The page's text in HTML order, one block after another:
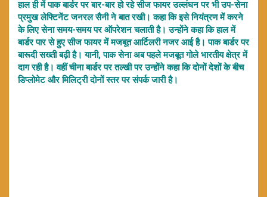
हाल ही में पाक बार्डर पर बार-बार हो रहे सीज फायर उल्लंघन पर भी उप-सेना
प्रमुख लेफ्टिनेंट जनरल सैनी ने बात रखी। कहा कि इसे नियंत्रण में करने
के लिए सेना समय-समय पर ऑपरेशन चलाती है। उन्होंने कहा कि हाल में
बार्डर पार से हुए सीज फायर में मजबूत आर्टिलरी नजर आई है। पाक बार्डर पर
बारूदी सख्ती बढ़ी है। यानी, पाक सेना अब पहले मजबूत गोले भारतीय क्षेत्र में
दाग रही है। वहीं चीना बार्डर पर तल्खी पर उन्होंने कहा कि दोनों देशों के बीच
डिप्लोमेट और मिलिट्री दोनों स्तर पर संपर्क जारी है।